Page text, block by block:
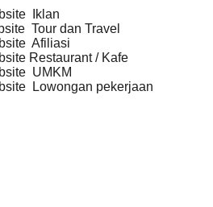
Iklan
Tour dan Travel
Afiliasi
Restaurant / Kafe
UMKM
Lowongan pekerjaan